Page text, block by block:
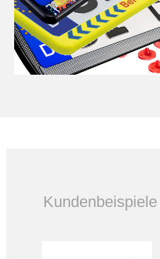
Kundenbeispiele